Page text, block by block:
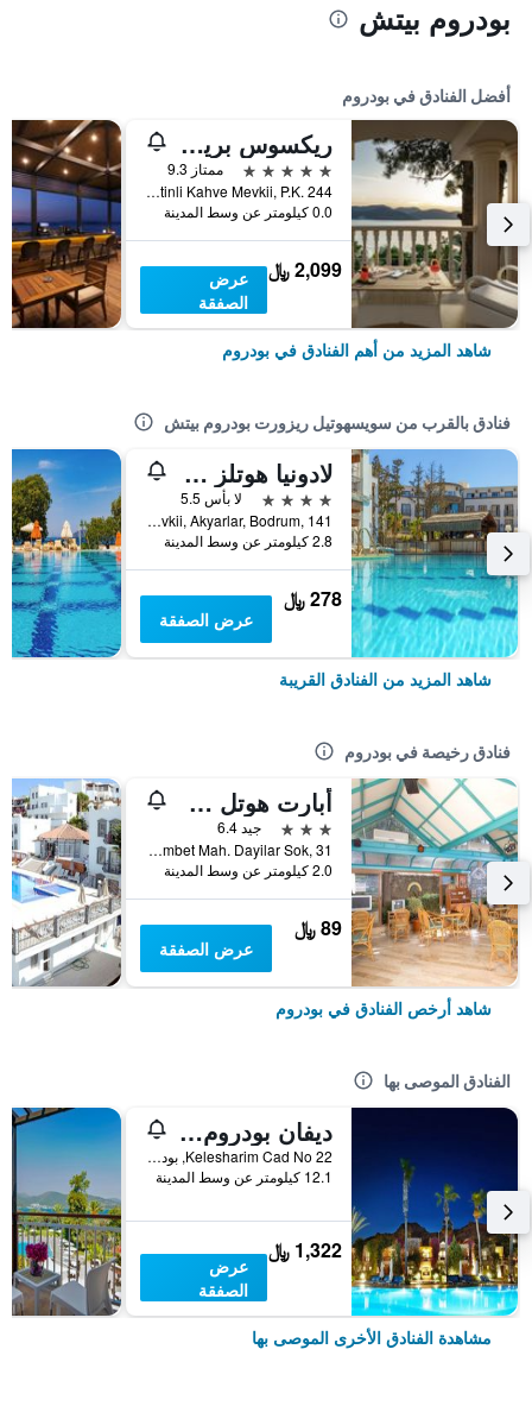
بودروم بيتش
أفضل الفنادق في بودروم
ريكسوس بريميوم بودروم
5 نجوم
ممتاز 9.3
Torba Mah. Zeytinli Kahve Mevkii, P.K. 244, بودروم, تركيا
0.0 كيلومتر عن وسط المدينة
2,099 ﷼
عرض
الصفقة
شاهد المزيد من أهم الفنادق في بودروم
فنادق بالقرب من سويسهوتيل ريزورت بودروم بيتش
لادونيا هوتلز ميو بيانكو
4 نجوم
لا بأس 5.5
Ataturk Cad, Akcabuk Mevkii, Akyarlar, Bodrum, 141, بودروم, تركيا
2.8 كيلومتر عن وسط المدينة
278 ﷼
عرض الصفقة
شاهد المزيد من الفنادق القريبة
فنادق رخيصة في بودروم
أبارت هوتل سييستا بيتش بودرم
3 نجوم
جيد 6.4
Gumbet Mah. Dayilar Sok, 31, بودروم, تركيا
2.0 كيلومتر عن وسط المدينة
89 ﷼
عرض الصفقة
شاهد أرخص الفنادق في بودروم
الفنادق الموصى بها
ديفان بودروم بالميرا
Kelesharim Cad No 22, بودروم, تركيا
12.1 كيلومتر عن وسط المدينة
1,322 ﷼
عرض
الصفقة
مشاهدة الفنادق الأخرى الموصى بها